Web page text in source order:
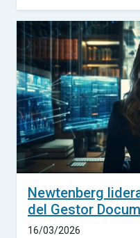
Newtenberg
del Gestor
16/03/2026